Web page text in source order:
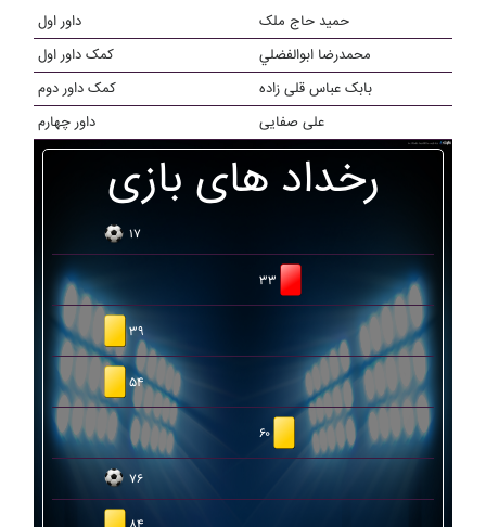
داور اول
حمید حاج ملک
کمک داور اول
محمدرضا ابوالفضلي
کمک داور دوم
بابک عباس قلی زاده
داور چهارم
علی صفایی
رخداد های بازی
۱۷
۳۳
۳۹
۵۴
۶۰
۷۶